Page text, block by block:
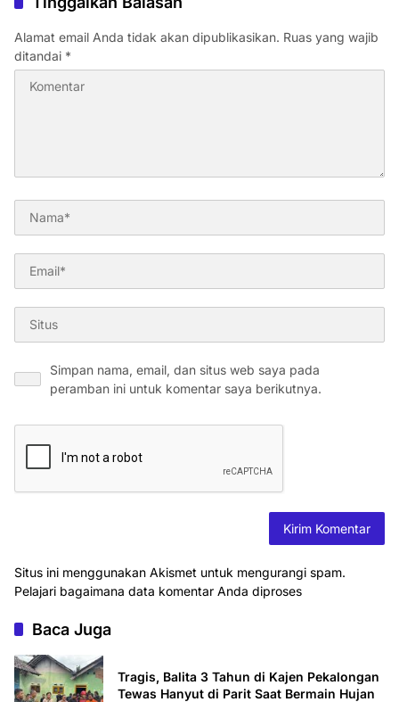
Alamat email Anda tidak akan dipublikasikan. Ruas yang wajib
ditandai *
Simpan nama, email, dan situs web saya pada
peramban ini untuk komentar saya berikutnya.
Situs ini menggunakan Akismet untuk mengurangi spam.
Pelajari bagaimana data komentar Anda diproses
Baca Juga
Tragis, Balita 3 Tahun di Kajen Pekalongan
Tewas Hanyut di Parit Saat Bermain Hujan